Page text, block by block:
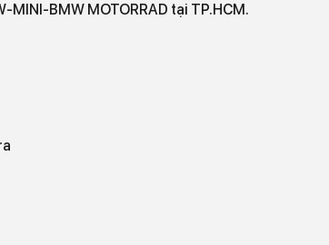
BMW MOTORRAD tại TP.HCM.